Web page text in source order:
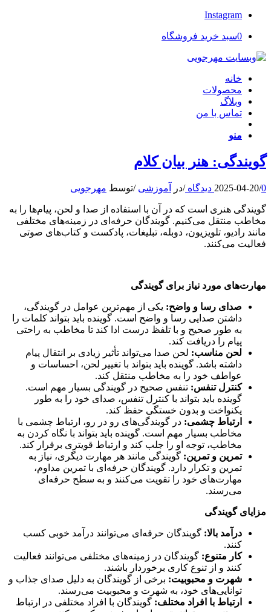
Instagram
0سبد خرید فروشگاه
خانه
محصولات
وبلاگ
تماس با من
منو
گویندگی: هنر بیان کلام
2025-04-20/0 دیدگاه /در آموزشی /توسط مهرجویی
گویندگی هنری است که در آن با استفاده از صدا و لحن، پیام‌ها را به
مخاطب منتقل می‌کنیم. گویندگان حرفه‌ای در زمینه‌های مختلفی
مانند رادیو، تلویزیون، دوبله، تبلیغات، پادکست و کتاب‌های صوتی
فعالیت می‌کنند.
مهارت‌های مورد نیاز برای گویندگی
صدای رسا و واضح: یکی از مهم‌ترین عوامل در گویندگی،
داشتن صدایی رسا و واضح است. گوینده باید بتواند کلمات را
به طور صحیح و با تلفظ درست ادا کند تا مخاطب به راحتی
پیام را دریافت کند.
لحن مناسب: لحن صدا می‌تواند تأثیر زیادی بر انتقال پیام
داشته باشد. گوینده باید بتواند با تغییر لحن، احساسات و
عواطف خود را به مخاطب منتقل کند.
کنترل تنفس: تنفس صحیح در گویندگی بسیار مهم است.
گوینده باید بتواند با کنترل تنفس، صدای خود را به طور
یکنواخت و بدون خستگی حفظ کند.
ارتباط چشمی: در گویندگی‌های رو در رو، ارتباط چشمی با
مخاطب بسیار مهم است. گوینده باید بتواند با نگاه کردن به
مخاطب، توجه او را جلب کند و ارتباط قویتری برقرار کند.
تمرین و تمرین: گویندگی مانند هر مهارت دیگری، نیاز به
تمرین و تکرار دارد. گویندگان حرفه‌ای با تمرین مداوم،
مهارت‌های خود را تقویت می‌کنند و به سطح حرفه‌ای
می‌رسند.
مزایای گویندگی
درآمد بالا: گویندگان حرفه‌ای می‌توانند درآمد خوبی کسب
کنند.
کار متنوع: گویندگان در زمینه‌های مختلفی می‌توانند فعالیت
کنند و از تنوع کاری برخوردار باشند.
شهرت و محبوبیت: برخی از گویندگان به دلیل صدای جذاب و
توانایی‌های خود، به شهرت و محبوبیت می‌رسند.
ارتباط با افراد مختلف: گویندگان با افراد مختلفی در ارتباط